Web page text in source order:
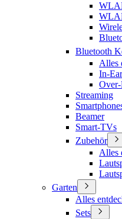
Bluetooth
Alles
In-
Streaming
Beamer
Smart-TVs
Zubehör
Alles
Garten
Alles
Sets